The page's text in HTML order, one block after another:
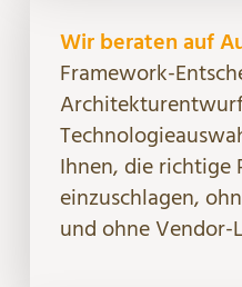
Wir beraten auf
Framework-
Ihnen, die richtige
einzuschlagen,
und ohne Vendor-